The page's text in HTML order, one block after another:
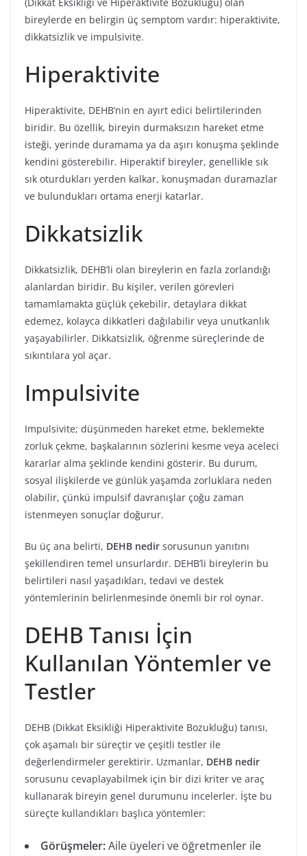
bireylerde en belirgin üç semptom vardır: hiperaktivite,
dikkatsizlik ve impulsivite.
Hiperaktivite
Hiperaktivite, DEHB’nin en ayırt edici belirtilerinden
biridir. Bu özellik, bireyin durmaksızın hareket etme
isteği, yerinde duramama ya da aşırı konuşma şeklinde
kendini gösterebilir. Hiperaktif bireyler, genellikle sık
sık oturdukları yerden kalkar, konuşmadan duramazlar
ve bulundukları ortama enerji katarlar.
Dikkatsizlik
Dikkatsizlik, DEHB’li olan bireylerin en fazla zorlandığı
alanlardan biridir. Bu kişiler, verilen görevleri
tamamlamakta güçlük çekebilir, detaylara dikkat
edemez, kolayca dikkatleri dağılabilir veya unutkanlık
yaşayabilirler. Dikkatsizlik, öğrenme süreçlerinde de
sıkıntılara yol açar.
Impulsivite
Impulsivite; düşünmeden hareket etme, beklemekte
zorluk çekme, başkalarının sözlerini kesme veya aceleci
kararlar alma şeklinde kendini gösterir. Bu durum,
sosyal ilişkilerde ve günlük yaşamda zorluklara neden
olabilir, çünkü impulsif davranışlar çoğu zaman
istenmeyen sonuçlar doğurur.
Bu üç ana belirti, DEHB nedir sorusunun yanıtını
şekillendiren temel unsurlardır. DEHB’li bireylerin bu
belirtileri nasıl yaşadıkları, tedavi ve destek
yöntemlerinin belirlenmesinde önemli bir rol oynar.
DEHB Tanısı İçin
Kullanılan Yöntemler ve
Testler
DEHB (Dikkat Eksikliği Hiperaktivite Bozukluğu) tanısı,
çok aşamalı bir süreçtir ve çeşitli testler ile
değerlendirmeler gerektirir. Uzmanlar, DEHB nedir
sorusunu cevaplayabilmek için bir dizi kriter ve araç
kullanarak bireyin genel durumunu incelerler. İşte bu
süreçte kullandıkları başlıca yöntemler:
Görüşmeler:Aile üyeleri ve öğretmenler ile